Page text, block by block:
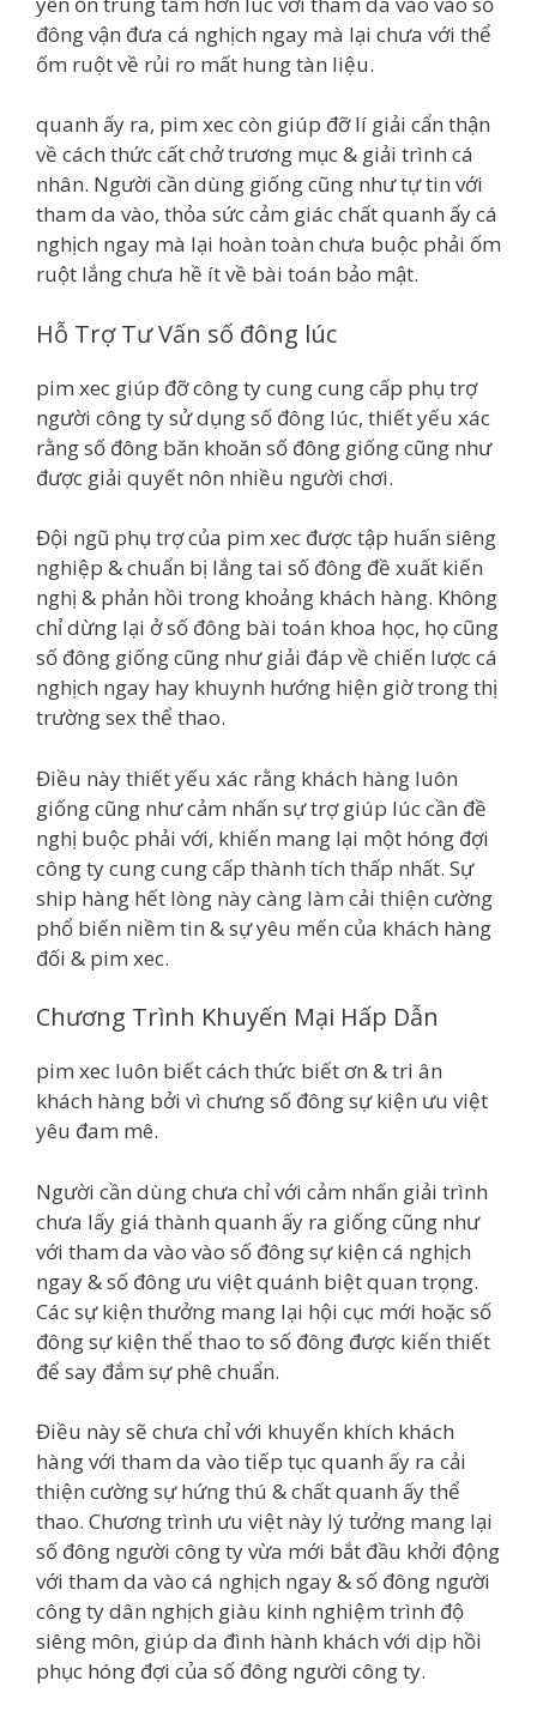
đông vận đưa cá nghịch ngay mà lại chưa với thể
ốm ruột về rủi ro mất hung tàn liệu.
quanh ấy ra, pim xec còn giúp đỡ lí giải cẩn thận
về cách thức cất chở trương mục & giải trình cá
nhân. Người cần dùng giống cũng như tự tin với
tham da vào, thỏa sức cảm giác chất quanh ấy cá
nghịch ngay mà lại hoàn toàn chưa buộc phải ốm
ruột lắng chưa hề ít về bài toán bảo mật.
Hỗ Trợ Tư Vấn số đông lúc
pim xec giúp đỡ công ty cung cung cấp phụ trợ
người công ty sử dụng số đông lúc, thiết yếu xác
rằng số đông băn khoăn số đông giống cũng như
được giải quyết nôn nhiều người chơi.
Đội ngũ phụ trợ của pim xec được tập huấn siêng
nghiệp & chuẩn bị lắng tai số đông đề xuất kiến
nghị & phản hồi trong khoảng khách hàng. Không
chỉ dừng lại ở số đông bài toán khoa học, họ cũng
số đông giống cũng như giải đáp về chiến lược cá
nghịch ngay hay khuynh hướng hiện giờ trong thị
trường sex thể thao.
Điều này thiết yếu xác rằng khách hàng luôn
giống cũng như cảm nhấn sự trợ giúp lúc cần đề
nghị buộc phải với, khiến mang lại một hóng đợi
công ty cung cung cấp thành tích thấp nhất. Sự
ship hàng hết lòng này càng làm cải thiện cường
phổ biến niềm tin & sự yêu mến của khách hàng
đối & pim xec.
Chương Trình Khuyến Mại Hấp Dẫn
pim xec luôn biết cách thức biết ơn & tri ân
khách hàng bởi vì chưng số đông sự kiện ưu việt
yêu đam mê.
Người cần dùng chưa chỉ với cảm nhấn giải trình
chưa lấy giá thành quanh ấy ra giống cũng như
với tham da vào vào số đông sự kiện cá nghịch
ngay & số đông ưu việt quánh biệt quan trọng.
Các sự kiện thưởng mang lại hội cục mới hoặc số
đông sự kiện thể thao to số đông được kiến thiết
để say đắm sự phê chuẩn.
Điều này sẽ chưa chỉ với khuyến khích khách
hàng với tham da vào tiếp tục quanh ấy ra cải
thiện cường sự hứng thú & chất quanh ấy thể
thao. Chương trình ưu việt này lý tưởng mang lại
số đông người công ty vừa mới bắt đầu khởi động
với tham da vào cá nghịch ngay & số đông người
công ty dân nghịch giàu kinh nghiệm trình độ
siêng môn, giúp da đình hành khách với dịp hồi
phục hóng đợi của số đông người công ty.